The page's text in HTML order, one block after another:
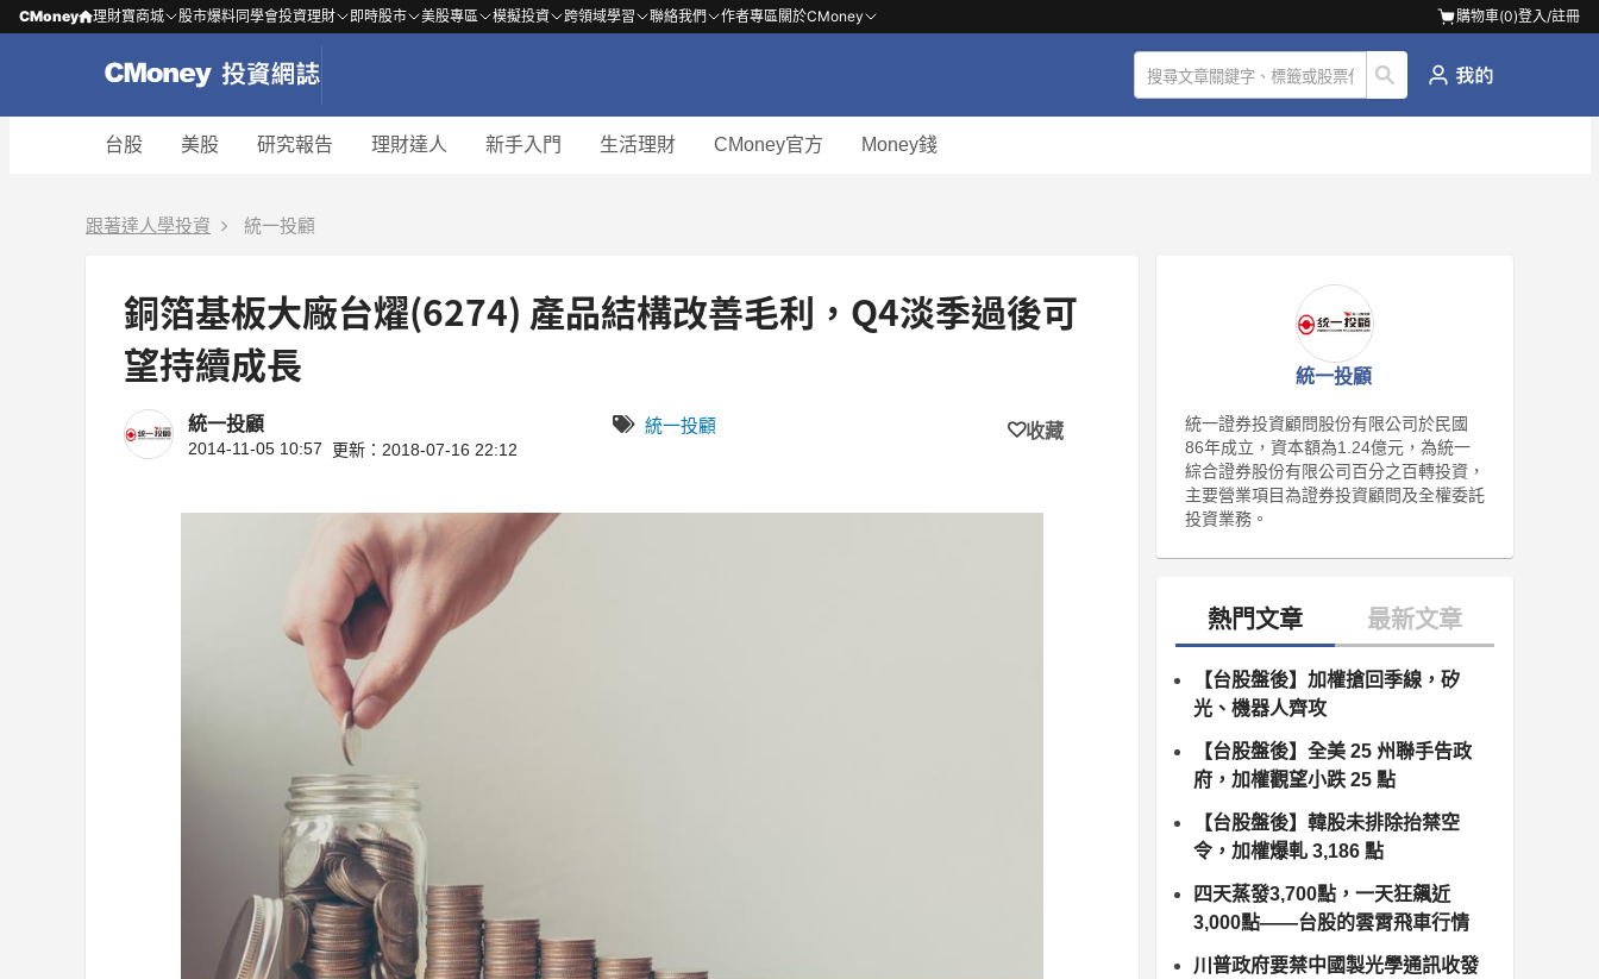
CMoney 理財寶商城 股市爆料同學會投資理財 即時股市 美股專區 模擬投資 跨領域學習 聯絡我們 作者專區關於CMoney 購物車(0)登入/註冊
台股 美股 研究報告 理財達人 新手入門 生活理財 CMoney官方 Money錢
跟著達人學投資 統一投顧
銅箔基板大廠台燿(6274) 產品結構改善毛利，Q4淡季過後可
望持續成長
統一投顧
2014-11-05 10:57 更新：2018-07-16 22:12
統一投顧 收藏
統一投顧
統一證券投資顧問股份有限公司於民國
86年成立，資本額為1.24億元，為統一
綜合證券股份有限公司百分之百轉投資，
主要營業項目為證券投資顧問及全權委託
投資業務。
【台股盤後】加權搶回季線，矽
光、機器人齊攻
【台股盤後】全美 25 州聯手告政
府，加權觀望小跌 25 點
【台股盤後】韓股未排除抬禁空
令，加權爆軋 3,186 點
四天蒸發3,700點，一天狂飆近
3,000點——台股的雲霄飛車行情
川普政府要禁中國製光學通訊收發